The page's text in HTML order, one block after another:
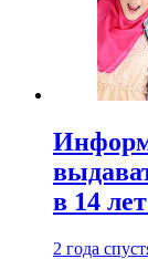
в 14
2 года